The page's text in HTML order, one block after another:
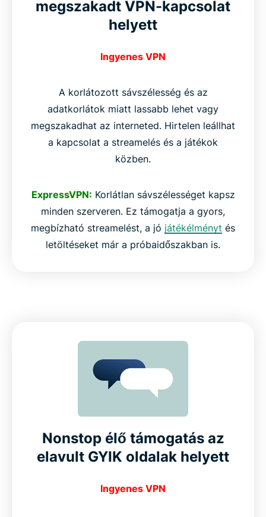
megszakadt VPN-kapcsolat
helyett
Ingyenes VPN
A korlátozott sávszélesség és az
adatkorlátok miatt lassabb lehet vagy
megszakadhat az interneted. Hirtelen leállhat
a kapcsolat a streamelés és a játékok
közben.
ExpressVPN: Korlátlan sávszélességet kapsz
minden szerveren. Ez támogatja a gyors,
megbízható streamelést, a jó játékélményt és
letöltéseket már a próbaidőszakban is.
Nonstop élő támogatás az
elavult GYIK oldalak helyett
Ingyenes VPN